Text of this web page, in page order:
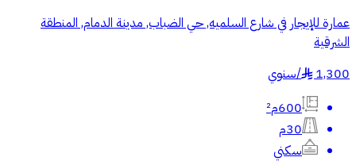
عمارة للإيجار في شارع السلميه, حي الضباب, مدينة الدمام, المنطقة
الشرقية
1,300
§
/سنوي
600م²
30م
سكني